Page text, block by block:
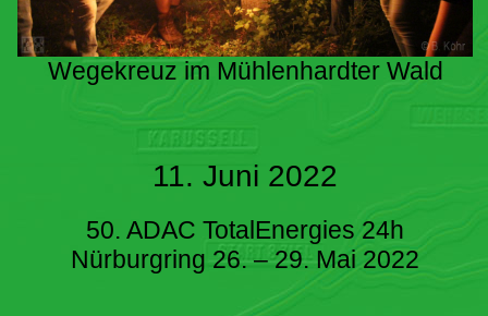
Wegekreuz im Mühlenhardter Wald
11. Juni 2022
50. ADAC TotalEnergies 24h
Nürburgring 26. – 29. Mai 2022